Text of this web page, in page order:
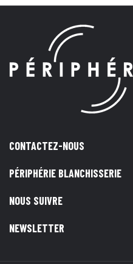
CONTACTEZ-NOUS
PÉRIPHÉRIE BLANCHISSERIE
NOUS SUIVRE
NEWSLETTER